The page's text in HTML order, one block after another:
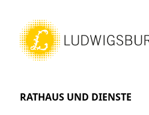
RATHAUS UND DIENSTE